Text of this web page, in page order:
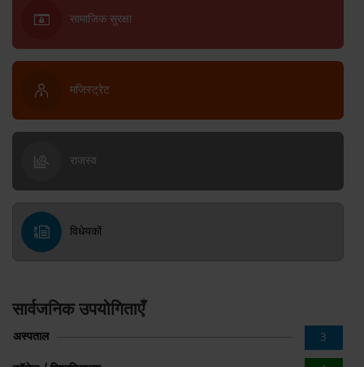
सामाजिक सुरक्षा
मजिस्ट्रेट
राजस्व
विधेयकों
सार्वजनिक उपयोगिताएँ
3
अस्पताल